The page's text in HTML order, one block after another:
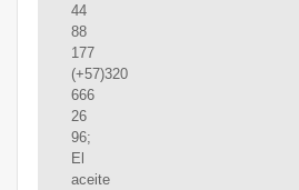
44
88
177
(+57)320
666
26
96;
El
aceite